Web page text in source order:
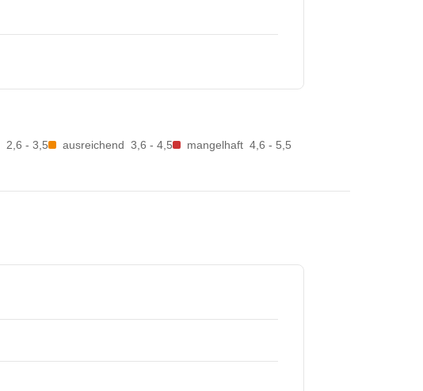
2,6 - 3,5 ausreichend 3,6 - 4,5 mangelhaft 4,6 - 5,5